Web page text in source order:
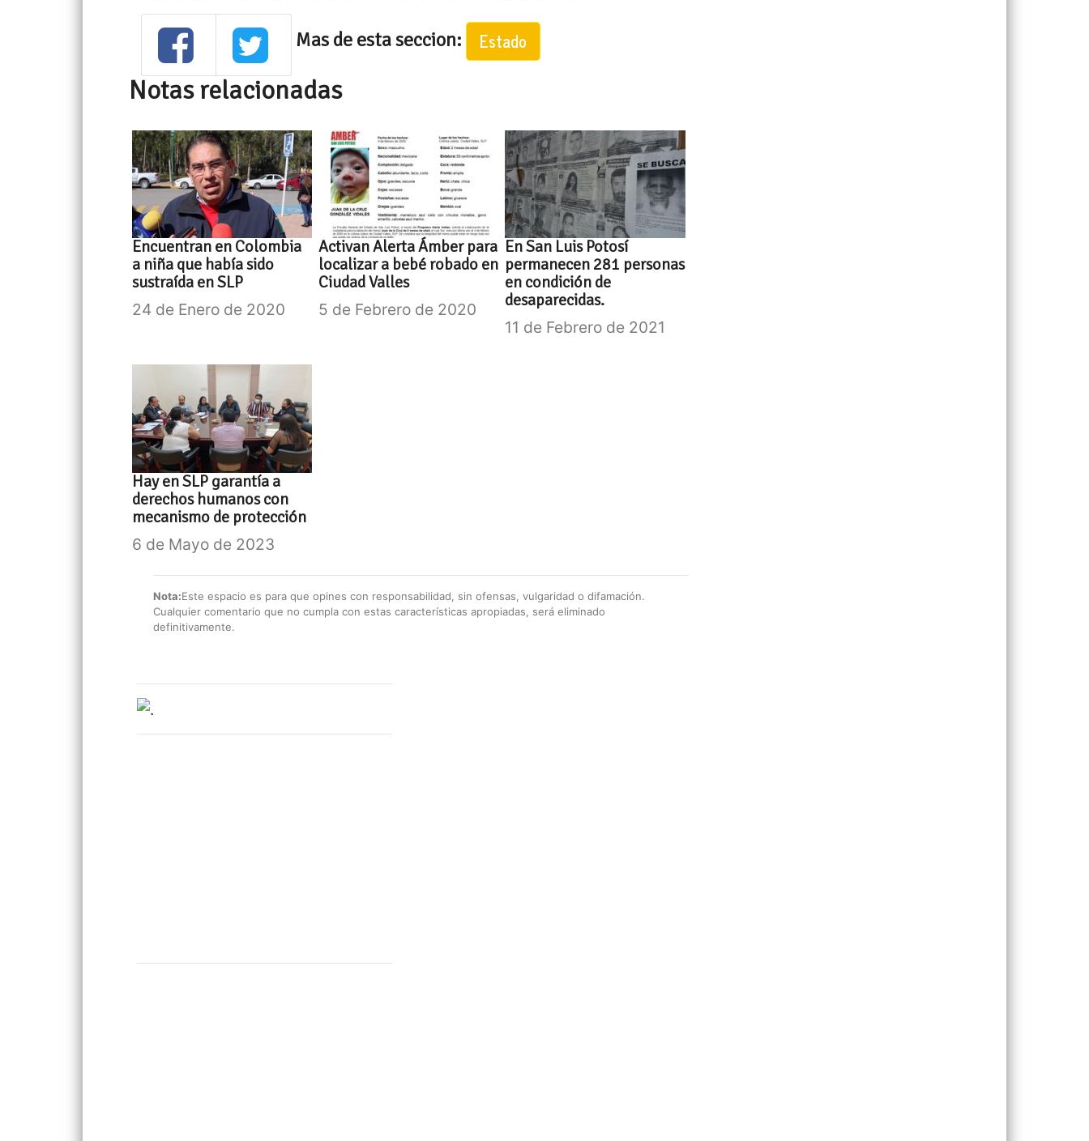
Mas de esta seccion: Estado
Notas relacionadas
Encuentran en Colombia
a niña que había sido
sustraída en SLP
24 de Enero de 2020
Activan Alerta Ámber para
localizar a bebé robado en
Ciudad Valles
5 de Febrero de 2020
En San Luis Potosí
permanecen 281 personas
en condición de
desaparecidas.
11 de Febrero de 2021
Hay en SLP garantía a
derechos humanos con
mecanismo de protección
6 de Mayo de 2023
Nota:Este espacio es para que opines con responsabilidad, sin ofensas, vulgaridad o difamación.
Cualquier comentario que no cumpla con estas características apropiadas, será eliminado
definitivamente.